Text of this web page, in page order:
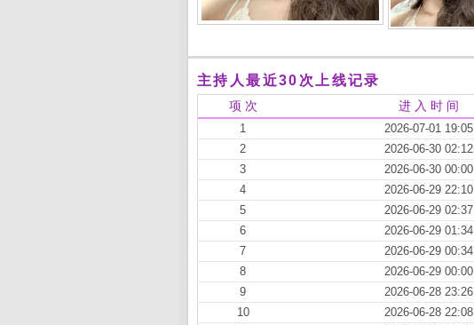
主持人最近30次上线记录
项 次 进 入 时 间
1 2026-07-01 19:05
2
2026-06-30 02:12
3
2026-06-30 00:00
4
2026-06-29 22:10
5
2026-06-29 02:37
6
2026-06-29 01:34
7
2026-06-29 00:34
8
2026-06-29 00:00
9
2026-06-28 23:26
10
2026-06-28 22:08